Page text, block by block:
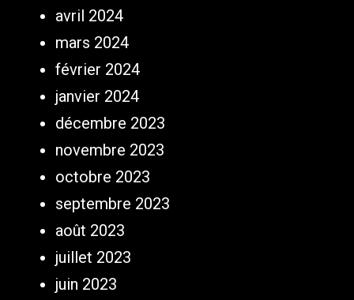
avril 2024
mars 2024
février 2024
janvier 2024
décembre 2023
novembre 2023
octobre 2023
septembre 2023
août 2023
juillet 2023
juin 2023